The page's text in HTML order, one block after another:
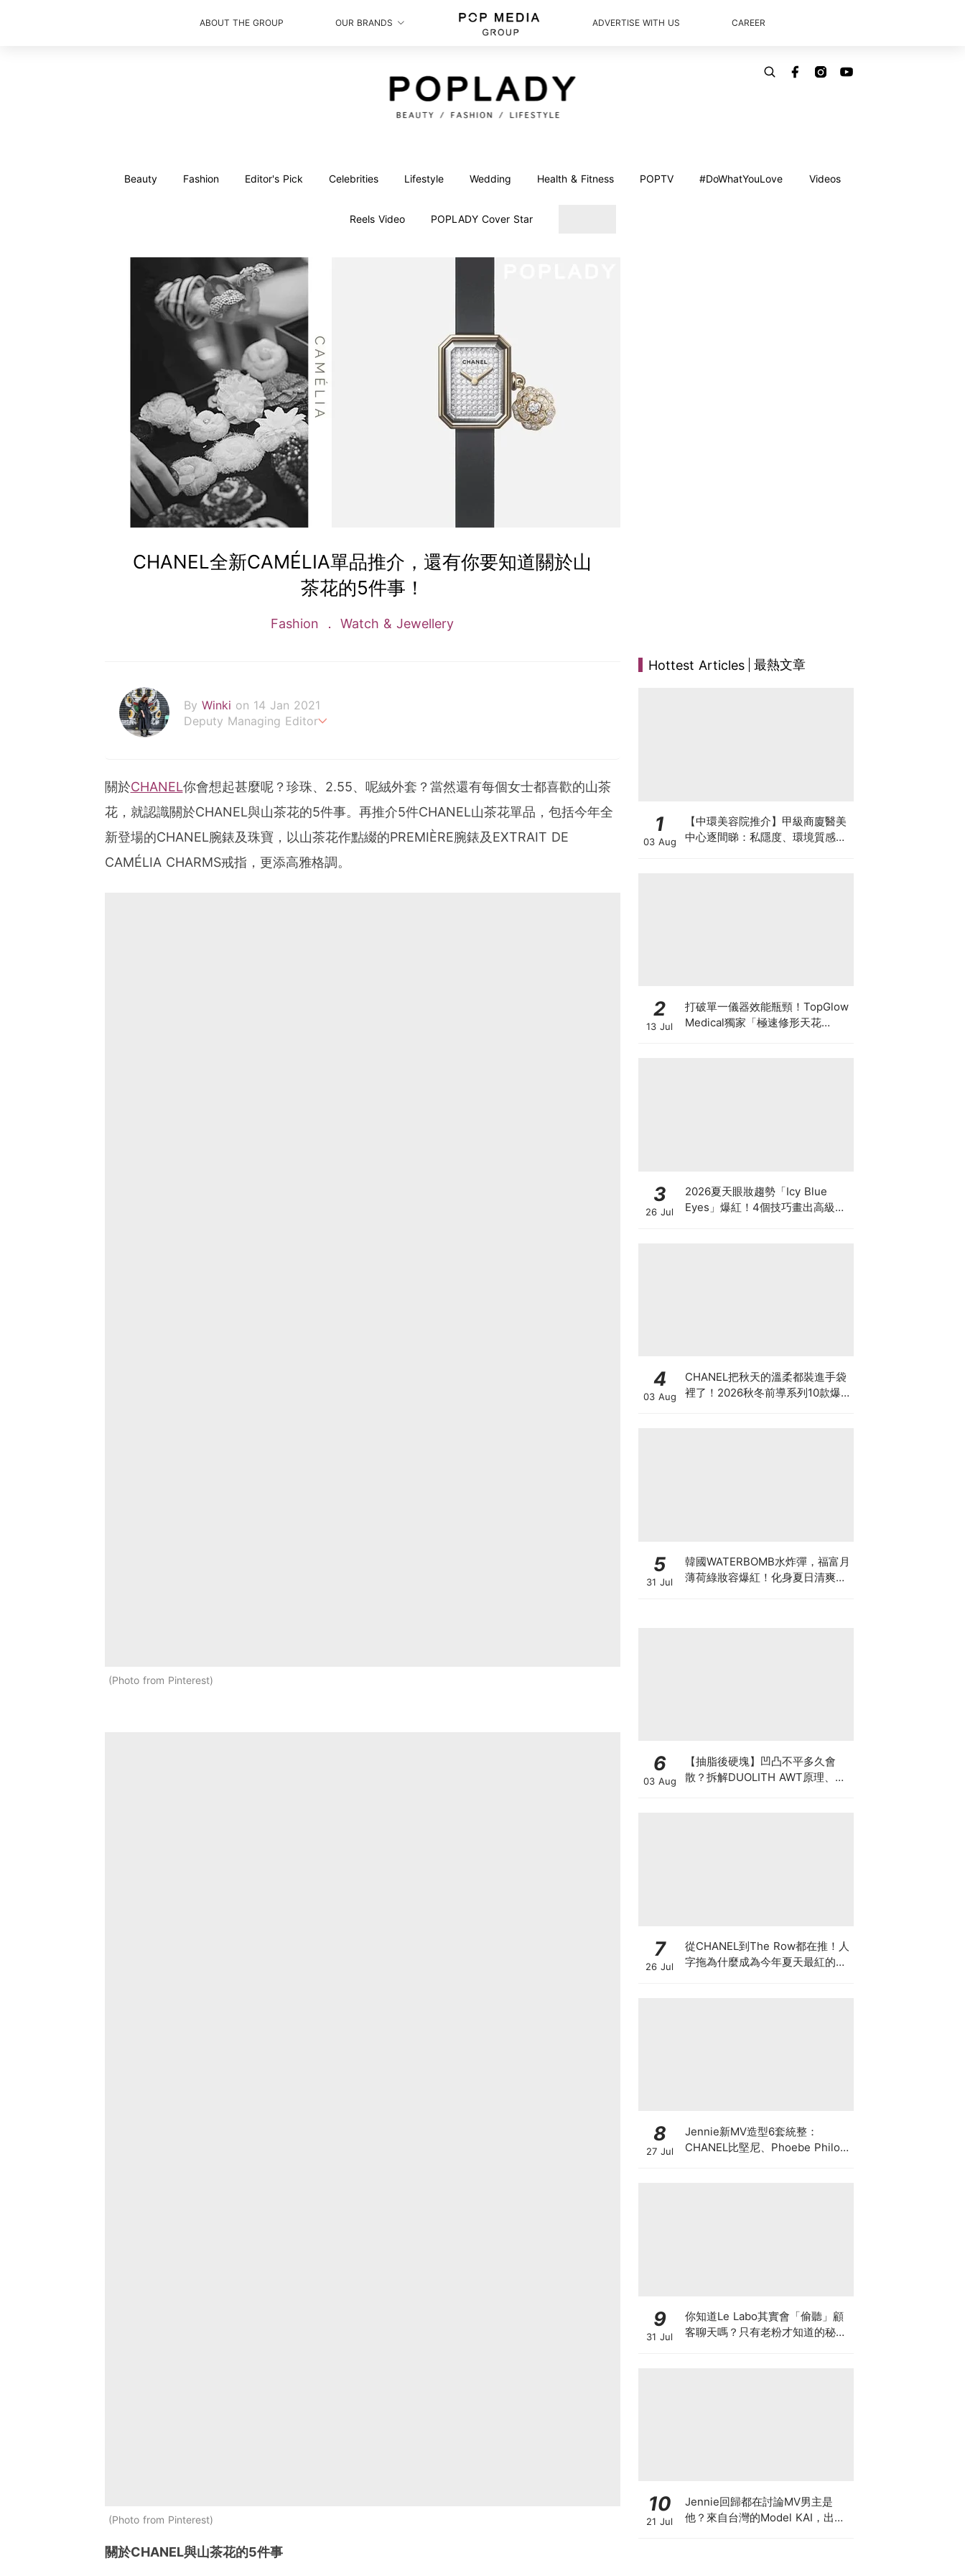
ABOUT THE GROUP OUR BRANDS ADVERTISE WITH US CAREER
Beauty Fashion Editor's Pick Celebrities Lifestyle Wedding Health & Fitness POPTV #DoWhatYouLove Videos
Reels Video POPLADY Cover Star
CHANEL全新CAMÉLIA單品推介，還有你要知道關於山
茶花的5件事！
Fashion Watch & Jewellery
By Winki on 14 Jan 2021
Deputy Managing Editor
winki.hau@poplady-mag.com
關於CHANEL你會想起甚麼呢？珍珠、2.55、呢絨外套？當然還有每個女士都喜歡的山茶
花，就認識關於CHANEL與山茶花的5件事。再推介5件CHANEL山茶花單品，包括今年全
新登場的CHANEL腕錶及珠寶，以山茶花作點綴的PREMIÈRE腕錶及EXTRAIT DE
CAMÉLIA CHARMS戒指，更添高雅格調。
Photo from Pinterest
Photo from Pinterest
關於CHANEL與山茶花的5件事
Hottest Articles 最熱文章
1
03 Aug
【中環美容院推介】甲級商廈醫美
中心逐間睇：私隱度、環境質感、
2
13 Jul
打破單一儀器效能瓶頸！TopGlow
Medical獨家「極速修形天花
3
26 Jul
2026夏天眼妝趨勢「Icy Blue
Eyes」爆紅！4個技巧畫出高級冰
4
03 Aug
CHANEL把秋天的溫柔都裝進手袋
裡了！2026秋冬前導系列10款爆
5
31 Jul
韓國WATERBOMB水炸彈，福富月
薄荷綠妝容爆紅！化身夏日清爽
6
03 Aug
【抽脂後硬塊】凹凸不平多久會
散？拆解DUOLITH AWT原理、按
7
26 Jul
從CHANEL到The Row都在推！人
字拖為什麼成為今年夏天最紅的
8
27 Jul
Jennie新MV造型6套統整：
CHANEL比堅尼、Phoebe Philo
9
31 Jul
你知道Le Labo其實會「偷聽」顧
客聊天嗎？只有老粉才知道的秘密
10
21 Jul
Jennie回歸都在討論MV男主是
他？來自台灣的Model KAI，出演